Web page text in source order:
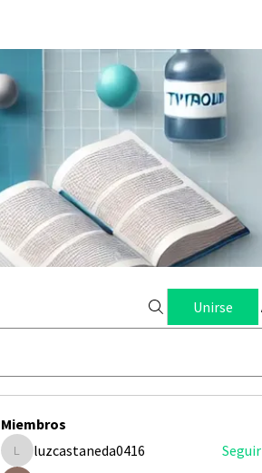
Unirse
Miembros
luzcastaneda0416
luzcastaneda0416
Seguir